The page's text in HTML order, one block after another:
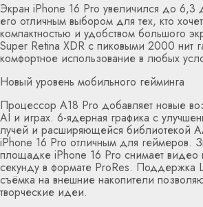
Экран iPhone 16 Pro увеличился до 6,3
его отличным выбором для тех, кто
компактностью и удобством большого
Super Retina XDR с пиковыми 2000 нит
комфортное использование в любых
Новый уровень мобильного гейминга
Процессор A18 Pro добавляет новые
AI и играх. 6-ядерная графика с
лучей и расширяющейся библиотекой
iPhone 16 Pro отличным для геймеров.
площадке iPhone 16 Pro снимает видео
секунду в формате ProRes. Поддержка
съёмка на внешние накопители
творческие идеи.